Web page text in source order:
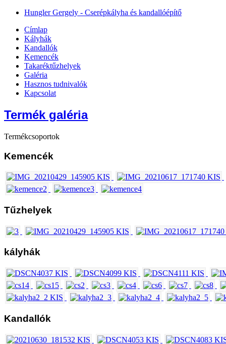
Hungler Gergely - Cserépkályha és kandallóépítő
Címlap
Kályhák
Kandallók
Kemencék
Takaréktűzhelyek
Galéria
Hasznos tudnivalók
Kapcsolat
Termék galéria
Termékcsoportok
Kemencék
Tűzhelyek
kályhák
Kandallók